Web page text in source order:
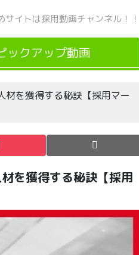
サイトは採用動画チャンネル！！
ックアップ動画
材を獲得する秘訣【採用マー
を獲得する秘訣【採用